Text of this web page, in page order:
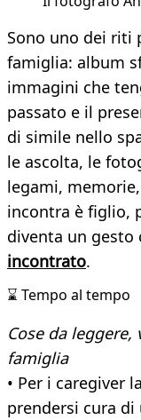
Sono uno dei riti
famiglia: album
immagini che
passato e il
di simile nello
le ascolta, le
legami,
incontra è figlio,
diventa un gesto
incontrato.
⌛ Tempo al tempo
Cose da
famiglia
• Per i caregiver
prendersi cura